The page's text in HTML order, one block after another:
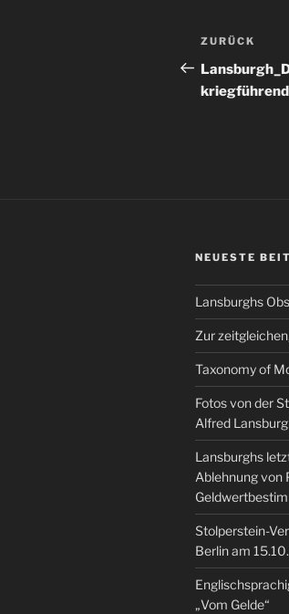
Vorheriger
Beitrag
ZURÜCK
NEUESTE
Lansburghs
Zur
Taxonomy of
Fotos von der
Alfred
Lansburghs
Ablehnung von
Stolperstein-
Berlin am
„Vom Gelde“